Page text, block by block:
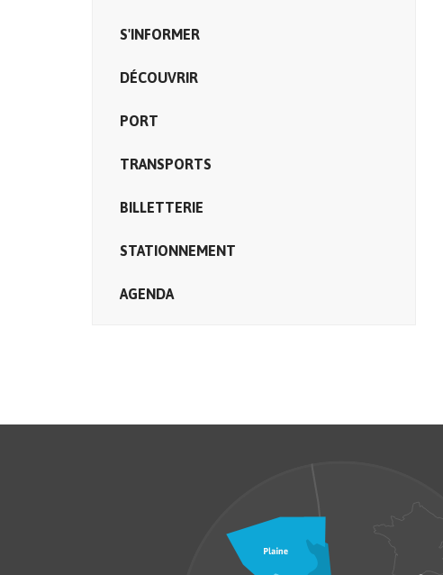
S'INFORMER
DÉCOUVRIR
PORT
TRANSPORTS
BILLETTERIE
STATIONNEMENT
AGENDA